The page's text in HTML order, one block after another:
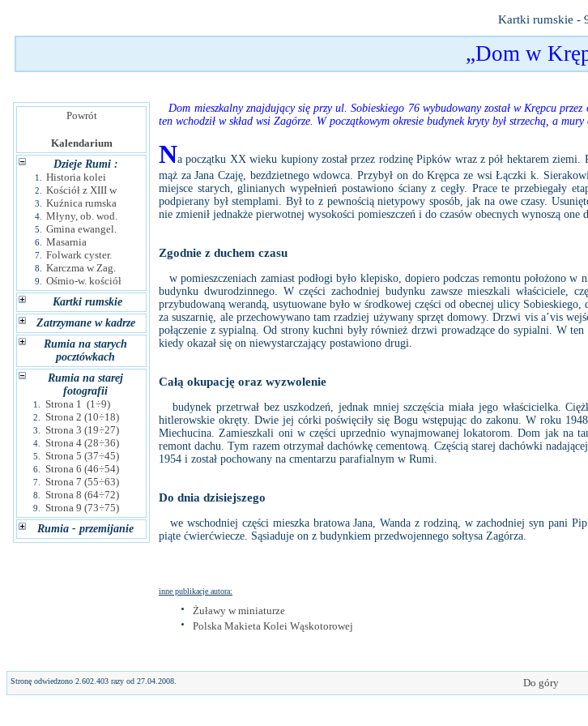
Kartki rumskie -
„Dom w
Powrót
Kalendarium
Dzieje Rumi :
1. Historia kolei
2. Kościół z XIII w
3. Kuźnica rumska
4. Młyny, ob. wod.
5. Gmina ewangel.
6. Masarnia
7. Folwark cyster.
8. Karczma w Zag.
9.
Ośmio-w. kościół
Kartki rumskie
Zatrzymane w kadrze
Rumia na starych
pocztówkach
Rumia na starej
fotografii
1. Strona 1 (1÷9)
2. Strona 2 (10÷18)
3. Strona 3 (19÷27)
4. Strona 4 (28÷36)
5. Strona 5 (37÷45)
6. Strona 6 (46÷54)
7. Strona 7 (55÷63)
8. Strona 8 (64÷72)
9.
Strona 9 (73÷75)
Rumia - przemijanie
Dom mieszkalny znajdujący się przy ul. Sobieskiego 76 wybudowany został w Krępcu
ten wchodził w skład wsi Zagórze. W początkowym okresie budynek kryty był strzechą, a
Na początku XX wieku kupiony został przez rodzinę Pipków wraz z pół hektarem
mąż za Jana Czaję, bezdzietnego wdowca. Przybył on do Krępca ze wsi Łączki k.
miejsce starych, glinianych wypełnień postawiono ściany z cegły. Prace te przebiegały
podpierany był stemplami. Był to z pewnością nietypowy sposób, jak na owe czasy.
nie zmienił jednakże pierwotnej wysokości pomieszczeń i do czasów obecnych wynoszą one
Zgodnie z duchem czasu
w pomieszczeniach zamiast podłogi było klepisko, dopiero podczas remontu położono
budynku dwurodzinnego. W części zachodniej budynku zawsze mieszkali właściciele,
przybudowaną werandą, usytuowane było w środkowej części od obecnej ulicy
za suszarnię, ale przechowywano tam rzadziej używany sprzęt domowy. Drzwi vis a’vis
połączenie z sypialną. Od strony kuchni były również drzwi prowadzące do sypialni. W
kiedy okazał się on niewystarczający postawiono drugi.
Całą okupację oraz wyzwolenie
budynek przetrwał bez uszkodzeń, jednak mniej szczęścia miała jego właścicielka.
hitlerowskie okręty. Dwie jej córki poświęciły się Bogu wstępując do zakonu. W roku
Miechucina. Zamieszkali oni w części uprzednio wynajmowanej lokatorom. Dom jak na
remont dachu. Tym razem otrzymał dachówkę cementową. Częścią starej dachówki
1954 i został pochowany na cmentarzu parafialnym w Rumi.
Do dnia dzisiejszego
we wschodniej części mieszka bratowa Jana, Wanda z rodziną, w zachodniej syn pani
piąte ćwierćwiecze. Sąsiaduje on z budynkiem przedwojennego sołtysa Zagórza.
inne publikacje autora:
Żuławy w miniaturze
Polska Makieta Kolei Wąskotorowej
Stronę odwiedzono 2.602.403 razy od 27.04.2008. Do góry